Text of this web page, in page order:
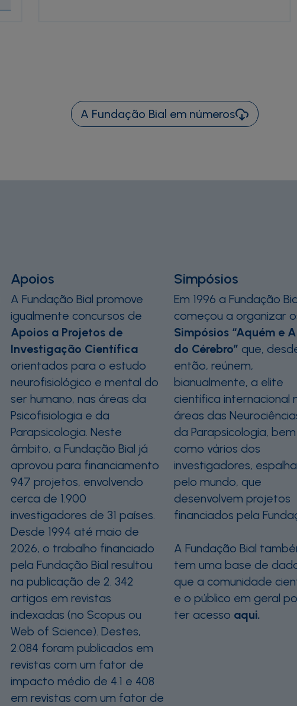
A Fundação Bial em números
Apoios
A Fundação Bial promove
igualmente concursos de
Apoios a Projetos de
Investigação Científica
orientados para o estudo
neurofisiológico e mental do
ser humano, nas áreas da
Psicofisiologia e da
Parapsicologia. Neste
âmbito, a Fundação Bial já
aprovou para financiamento
947 projetos, envolvendo
cerca de 1.900
investigadores de 31 países.
Desde 1994 até maio de
2026, o trabalho financiado
pela Fundação Bial resultou
na publicação de 2. 342
artigos em revistas
indexadas (no Scopus ou
Web of Science). Destes,
2.084 foram publicados em
revistas com um fator de
impacto médio de 4.1 e 408
em revistas com um fator de
Simpósios
Em 1996 a Fundação
começou a organizar
Simpósios “Aquém e
do Cérebro” que,
então, reúnem,
bianualmente, a elite
científica internacional
áreas das
da Parapsicologia, bem
como vários dos
investigadores,
pelo mundo, que
desenvolvem projetos
financiados pela
A Fundação Bial
tem uma base de
que a comunidade
e o público em geral
ter acesso aqui.